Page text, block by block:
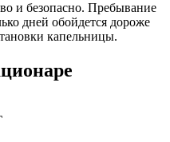
и безопасно. Пребывание
дней обойдется дороже
капельницы.